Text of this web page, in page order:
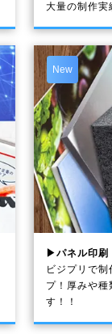
大量の制作実
New
▶パネル印
ビジプリで
プ！厚みや種
す！！